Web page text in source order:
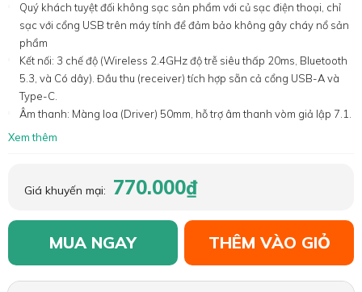
Quý khách tuyệt đối không sạc sản phẩm với củ sạc điện thoại, chỉ
sạc với cổng USB trên máy tính để đảm bảo không gây cháy nổ sản
phẩm
Kết nối: 3 chế độ (Wireless 2.4GHz độ trễ siêu thấp 20ms, Bluetooth
5.3, và Có dây). Đầu thu (receiver) tích hợp sẵn cả cổng USB-A và
Type-C.
Âm thanh: Màng loa (Driver) 50mm, hỗ trợ âm thanh vòm giả lập 7.1.
Xem thêm
Giá khuyến mại: 770.000₫
MUA NGAY THÊM VÀO GIỎ